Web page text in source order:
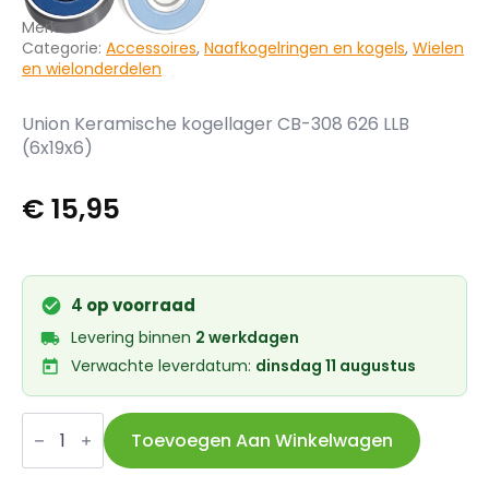
Merk:
Categorie: Accessoires, Naafkogelringen en kogels, Wielen
en wielonderdelen
Union Keramische kogellager CB-308 626 LLB
(6x19x6)
€ 15,95
4 op voorraad
Levering binnen 2 werkdagen
Verwachte leverdatum: dinsdag 11 augustus
Union
Keramische
kogellager
CB-
Toevoegen Aan Winkelwagen